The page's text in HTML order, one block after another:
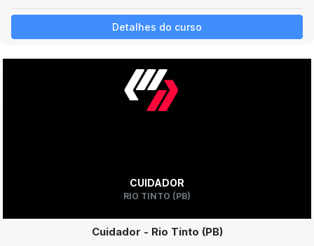
Detalhes do curso
CUIDADOR
RIO TINTO (PB)
Cuidador - Rio Tinto (PB)